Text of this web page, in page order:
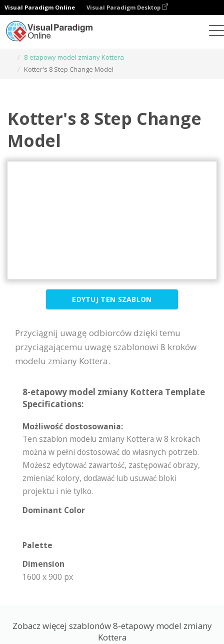
Visual Paradigm Online Visual Paradigm Desktop
8-etapowy model zmiany Kottera
Kotter's 8 Step Change Model
Kotter's 8 Step Change
Model
EDYTUJ TEN SZABLON
Przyciągnij uwagę odbiorców dzięki temu
przyciągającemu uwagę szablonowi 8 kroków
modelu zmiany Kottera.
8-etapowy model zmiany Kottera Template
Specifications:
Możliwość dostosowania:
Ten szablon modelu zmiany Kottera w 8 krokach
można w pełni dostosować do własnych potrzeb.
Możesz edytować zawartość, zastępować obrazy,
zmieniać kolory, dodawać lub usuwać bloki
projektu i nie tylko.
Dominant Color
Palette
Dimension
1600 x 900 px
Zobacz więcej szablonów 8-etapowy model zmiany
Kottera